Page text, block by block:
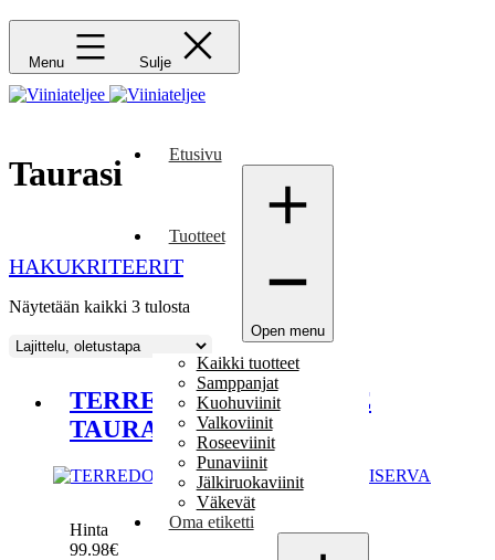
Menu Sulje
Etusivu
Tuotteet
Open menu
Kaikki tuotteet
Samppanjat
Kuohuviinit
Valkoviinit
Roseeviinit
Punaviinit
Jälkiruokaviinit
Väkevät
Oma etiketti
Taurasi
HAKUKRITEERIT
Näytetään kaikki 3 tulosta
TERREDORA CAMPORE
TAURASI RISERVA
Hinta
99.98€